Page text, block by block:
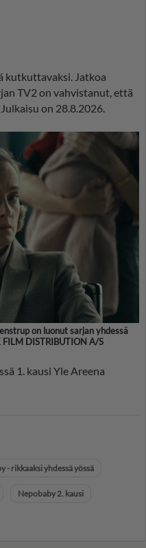
kutkuttavaksi. Jatkoa
TV2 on vahvistanut, että
on 28.8.2026.
on luonut sarjan yhdessä
DISTRIBUTION A/S
1. kausi Yle Areena
- rikkaaksi yhdessä yössä
Nepobaby 2. kausi